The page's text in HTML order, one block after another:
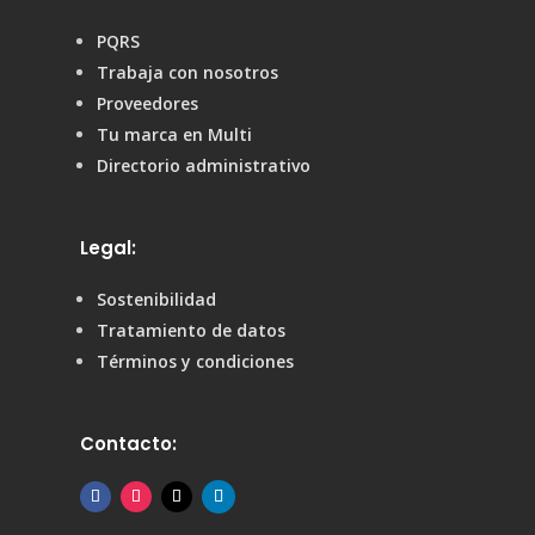
PQRS
Trabaja con nosotros
Proveedores
Tu marca en Multi
Directorio administrativo
Legal:
Sostenibilidad
Tratamiento de datos
Términos y condiciones
Contacto: